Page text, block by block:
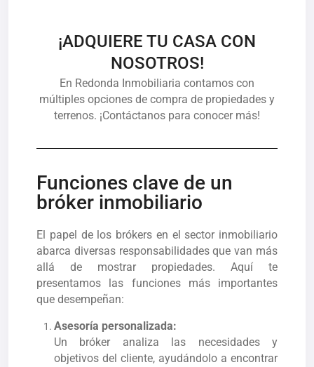
¡ADQUIERE TU CASA CON
NOSOTROS!
En Redonda Inmobiliaria contamos con
múltiples opciones de compra de propiedades y
terrenos. ¡Contáctanos para conocer más!
Funciones clave de un
bróker inmobiliario
El papel de los brókers en el sector inmobiliario
abarca diversas responsabilidades que van más
allá de mostrar propiedades. Aquí te
presentamos las funciones más importantes
que desempeñan:
Asesoría personalizada:
Un bróker analiza las necesidades y
objetivos del cliente, ayudándolo a encontrar